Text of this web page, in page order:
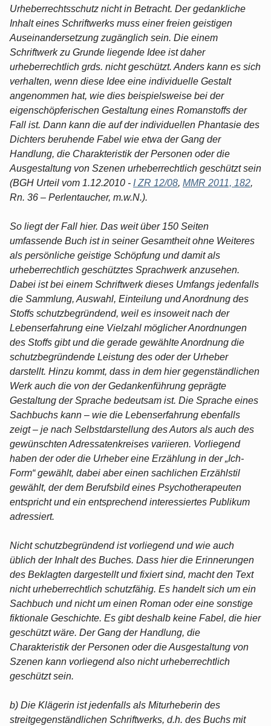
Urheberrechtsschutz nicht in Betracht. Der gedankliche
Inhalt eines Schriftwerks muss einer freien geistigen
Auseinandersetzung zugänglich sein. Die einem
Schriftwerk zu Grunde liegende Idee ist daher
urheberrechtlich grds. nicht geschützt. Anders kann es sich
verhalten, wenn diese Idee eine individuelle Gestalt
angenommen hat, wie dies beispielsweise bei der
eigenschöpferischen Gestaltung eines Romanstoffs der
Fall ist. Dann kann die auf der individuellen Phantasie des
Dichters beruhende Fabel wie etwa der Gang der
Handlung, die Charakteristik der Personen oder die
Ausgestaltung von Szenen urheberrechtlich geschützt sein
(BGH Urteil vom 1.12.2010 - I ZR 12/08, MMR 2011, 182,
Rn. 36 – Perlentaucher, m.w.N.).
So liegt der Fall hier. Das weit über 150 Seiten
umfassende Buch ist in seiner Gesamtheit ohne Weiteres
als persönliche geistige Schöpfung und damit als
urheberrechtlich geschütztes Sprachwerk anzusehen.
Dabei ist bei einem Schriftwerk dieses Umfangs jedenfalls
die Sammlung, Auswahl, Einteilung und Anordnung des
Stoffs schutzbegründend, weil es insoweit nach der
Lebenserfahrung eine Vielzahl möglicher Anordnungen
des Stoffs gibt und die gerade gewählte Anordnung die
schutzbegründende Leistung des oder der Urheber
darstellt. Hinzu kommt, dass in dem hier gegenständlichen
Werk auch die von der Gedankenführung geprägte
Gestaltung der Sprache bedeutsam ist. Die Sprache eines
Sachbuchs kann – wie die Lebenserfahrung ebenfalls
zeigt – je nach Selbstdarstellung des Autors als auch des
gewünschten Adressatenkreises variieren. Vorliegend
haben der oder die Urheber eine Erzählung in der „Ich-
Form“ gewählt, dabei aber einen sachlichen Erzählstil
gewählt, der dem Berufsbild eines Psychotherapeuten
entspricht und ein entsprechend interessiertes Publikum
adressiert.
Nicht schutzbegründend ist vorliegend und wie auch
üblich der Inhalt des Buches. Dass hier die Erinnerungen
des Beklagten dargestellt und fixiert sind, macht den Text
nicht urheberrechtlich schutzfähig. Es handelt sich um ein
Sachbuch und nicht um einen Roman oder eine sonstige
fiktionale Geschichte. Es gibt deshalb keine Fabel, die hier
geschützt wäre. Der Gang der Handlung, die
Charakteristik der Personen oder die Ausgestaltung von
Szenen kann vorliegend also nicht urheberrechtlich
geschützt sein.
b) Die Klägerin ist jedenfalls als Miturheberin des
streitgegenständlichen Schriftwerks, d.h. des Buchs mit